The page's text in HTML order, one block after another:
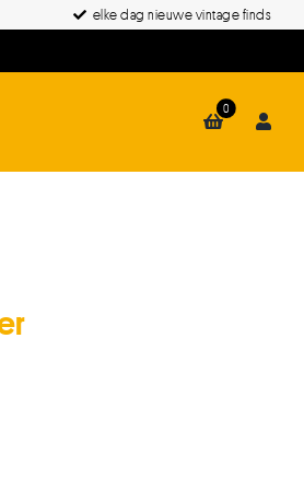
elke dag nieuwe vintage finds
0